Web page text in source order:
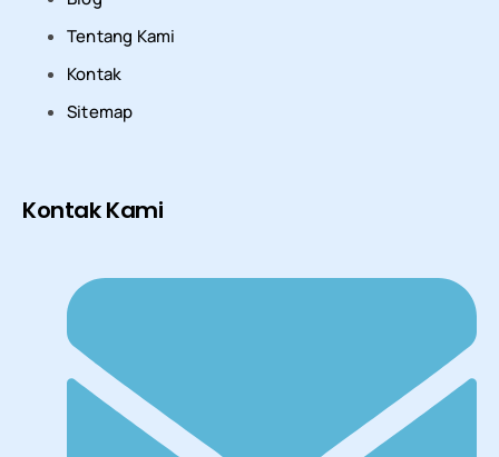
Tentang Kami
Kontak
Sitemap
Kontak Kami